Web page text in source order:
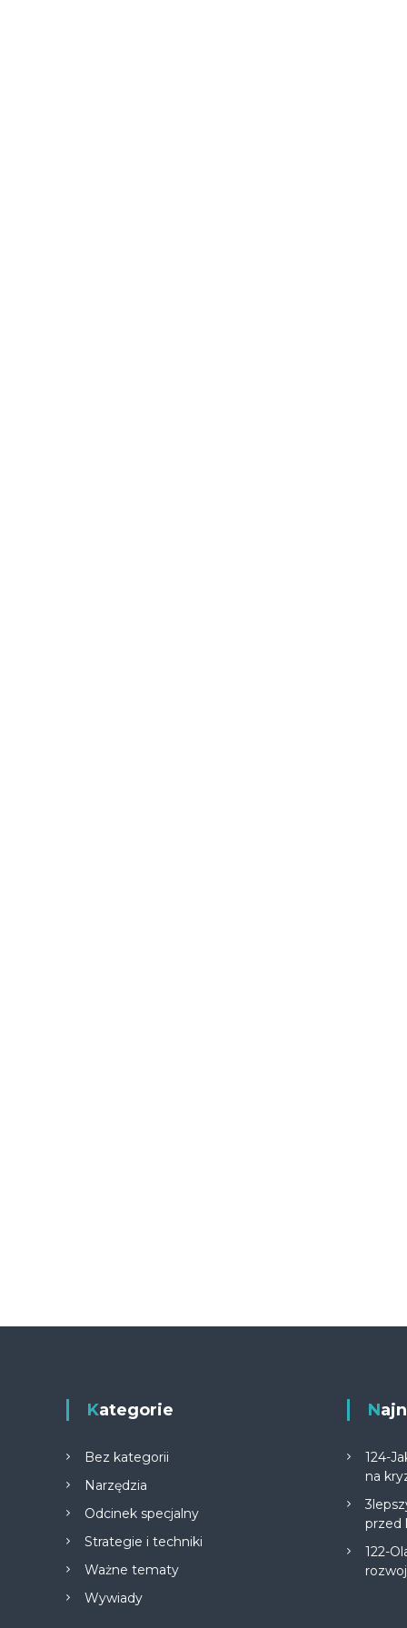
Kategorie
Bez kategorii
Narzędzia
Odcinek specjalny
Strategie i techniki
Ważne tematy
Wywiady
124-
na
przed
122-